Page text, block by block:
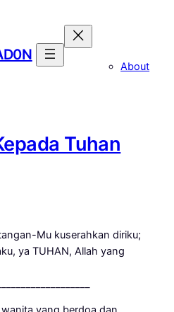
About
Tuhan
Mu kuserahkan diriku;
ya TUHAN, Allah yang